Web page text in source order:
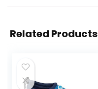
Related Products